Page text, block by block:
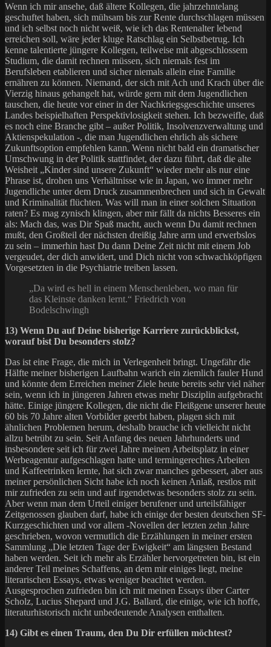
Wenn ich mir ansehe, daß ältere Kollegen, die jahrzehntelang
geschuftet haben, sich mühsam bis zur Rente durchschlagen müssen
und ich selbst noch nicht weiß, wie ich das Rentenalter lebend
erreichen soll, wäre jeder kluge Ratschlag ein Selbstbetrug. Ich
kenne talentierte jüngere Kollegen, teilweise mit abgeschlossem
Studium, die damit rechnen müssen, sich niemals fest im
Berufsleben etablieren und sicher niemals allein eine Familie
ernähren zu können. Niemand, der sich mit Ach und Krach über die
Vierzig hinaus gehangelt hat, würde gern mit dem Jugendlichen
tauschen, die heute vor einer in der Nachkriegsgeschichte unseres
Landes beispielhaften Perspektivlosigkeit stehen. Ich bezweifle, daß
es noch eine Branche gibt – außer Politik, Insolvenzverwaltung und
Aktienspekulation -, die man Jugendlichen ehrlich als sichere
Zukunftsoption empfehlen kann. Wenn nicht bald ein dramatischer
Umschwung in der Politik stattfindet, der dazu führt, daß die alte
Weisheit „Kinder sind unsere Zukunft“ wieder mehr als nur eine
Phrase ist, drohen uns Verhältnisse wie in Japan, wo immer mehr
Jugendliche unter dem Druck zusammenbrechen und sich in Gewalt
und Kriminalität flüchten. Was will man in einer solchen Situation
raten? Es mag zynisch klingen, aber mir fällt da nichts Besseres ein
als: Mach das, was Dir Spaß macht, auch wenn Du damit rechnen
mußt, den Großteil der nächsten dreißig Jahre arm und erwerbslos
zu sein – immerhin hast Du dann Deine Zeit nicht mit einem Job
vergeudet, der dich anwidert, und Dich nicht von schwachköpfigen
Vorgesetzten in die Psychiatrie treiben lassen.
„Da wird es hell in einem Menschenleben, wo man für
das Kleinste danken lernt.“ Friedrich von
Bodelschwingh
13) Wenn Du auf Deine bisherige Karriere zurückblickst,
worauf bist Du besonders stolz?
Das ist eine Frage, die mich in Verlegenheit bringt. Ungefähr die
Hälfte meiner bisherigen Laufbahn warich ein ziemlich fauler Hund
und könnte dem Erreichen meiner Ziele heute bereits sehr viel näher
sein, wenn ich in jüngeren Jahren etwas mehr Disziplin aufgebracht
hätte. Einige jüngere Kollegen, die nicht die Fleißgene unserer heute
60 bis 70 Jahre alten Vorbilder geerbt haben, plagen sich mit
ähnlichen Problemen herum, deshalb brauche ich vielleicht nicht
allzu betrübt zu sein. Seit Anfang des neuen Jahrhunderts und
insbesondere seit ich für zwei Jahre meinen Arbeitsplatz in einer
Werbeagentur aufgeschlagen hatte und termingerechtes Arbeiten
und Kaffeetrinken lernte, hat sich zwar manches gebessert, aber aus
meiner persönlichen Sicht habe ich noch keinen Anlaß, restlos mit
mir zufrieden zu sein und auf irgendetwas besonders stolz zu sein.
Aber wenn man dem Urteil einiger berufener und urteilsfähiger
Zeitgenossen glauben darf, habe ich einige der besten deutschen SF-
Kurzgeschichten und vor allem -Novellen der letzten zehn Jahre
geschrieben, wovon vermutlich die Erzählungen in meiner ersten
Sammlung „Die letzten Tage der Ewigkeit“ am längsten Bestand
haben werden. Seit ich mehr als Erzähler hervorgetreten bin, ist ein
anderer Teil meines Schaffens, an dem mir einiges liegt, meine
literarischen Essays, etwas weniger beachtet werden.
Ausgesprochen zufrieden bin ich mit meinen Essays über Carter
Scholz, Lucius Shepard und J.G. Ballard, die einige, wie ich hoffe,
literaturhistorisch nicht unbedeutende Analysen enthalten.
14) Gibt es einen Traum, den Du Dir erfüllen möchtest?